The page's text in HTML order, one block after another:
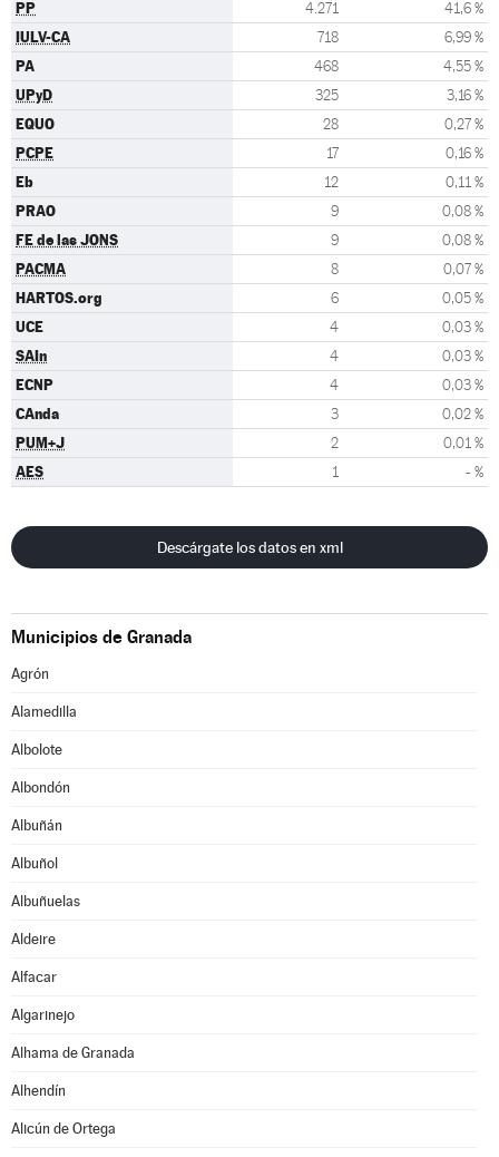
PP 4.271 41,6 %
IULV-CA 718 6,99 %
PA 468 4,55 %
UPyD 325 3,16 %
EQUO 28 0,27 %
PCPE 17 0,16 %
Eb 12 0,11 %
PRAO 9 0,08 %
FE de las JONS 9 0,08 %
PACMA 8 0,07 %
HARTOS.org 6 0,05 %
UCE 4 0,03 %
SAIn 4 0,03 %
ECNP 4 0,03 %
CAnda 3 0,02 %
PUM+J 2 0,01 %
AES 1 - %
Descárgate los datos en xml
Municipios de Granada
Agrón
Alamedilla
Albolote
Albondón
Albuñán
Albuñol
Albuñuelas
Aldeire
Alfacar
Algarinejo
Alhama de Granada
Alhendín
Alicún de Ortega